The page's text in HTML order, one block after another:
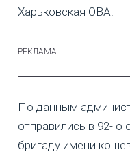
Харьковская ОВА.
По данным
отправились в 92-
бригаду имени